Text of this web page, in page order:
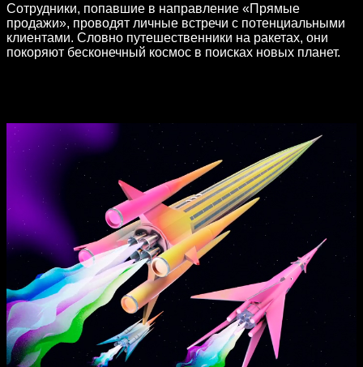
Сотрудники, попавшие в направление «Прямые
продажи», проводят личные встречи с потенциальными
клиентами. Словно путешественники на ракетах, они
покоряют бесконечный космос в поисках новых планет.